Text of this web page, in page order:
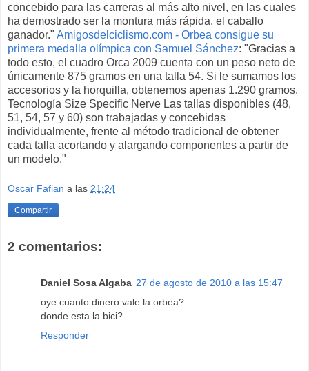
concebido para las carreras al más alto nivel, en las cuales
ha demostrado ser la montura más rápida, el caballo
ganador." Amigosdelciclismo.com - Orbea consigue su
primera medalla olímpica con Samuel Sánchez: "Gracias a
todo esto, el cuadro Orca 2009 cuenta con un peso neto de
únicamente 875 gramos en una talla 54. Si le sumamos los
accesorios y la horquilla, obtenemos apenas 1.290 gramos.
Tecnología Size Specific Nerve Las tallas disponibles (48,
51, 54, 57 y 60) son trabajadas y concebidas
individualmente, frente al método tradicional de obtener
cada talla acortando y alargando componentes a partir de
un modelo."
Oscar Fafian a las 21:24
Compartir
2 comentarios:
Daniel Sosa Algaba 27 de agosto de 2010 a las 15:47
oye cuanto dinero vale la orbea?
donde esta la bici?
Responder